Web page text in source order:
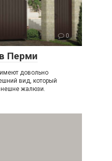
0
Перми
довольно
вид, который
жалюзи.